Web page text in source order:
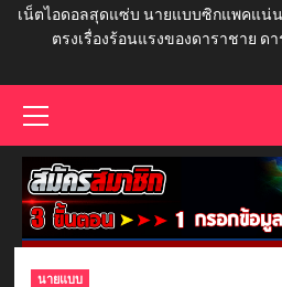
เน็ตไอดอลสุดแซ่บ นายแบบซิกแพคแน่
ตรงเรื่องร้อนแรงของดาราชาย ด
Menu
นายแบบ